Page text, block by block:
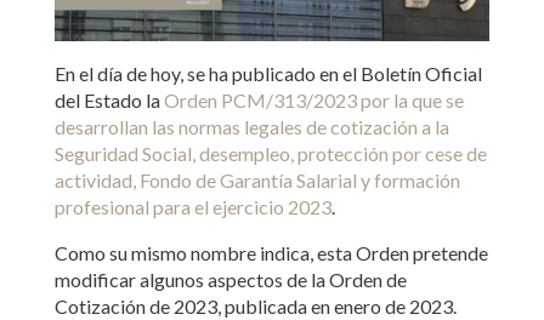
En el día de hoy, se ha publicado en el Boletín Oficial
del Estado laOrden PCM/313/2023 por la que se
desarrollan las normas legales de cotización a la
Seguridad Social, desempleo, protección por cese de
actividad, Fondo de Garantía Salarial y formación
profesional para el ejercicio 2023.
Como su mismo nombre indica, esta Orden pretende
modificar algunos aspectos de la Orden de
Cotización de 2023, publicada en enero de 2023.